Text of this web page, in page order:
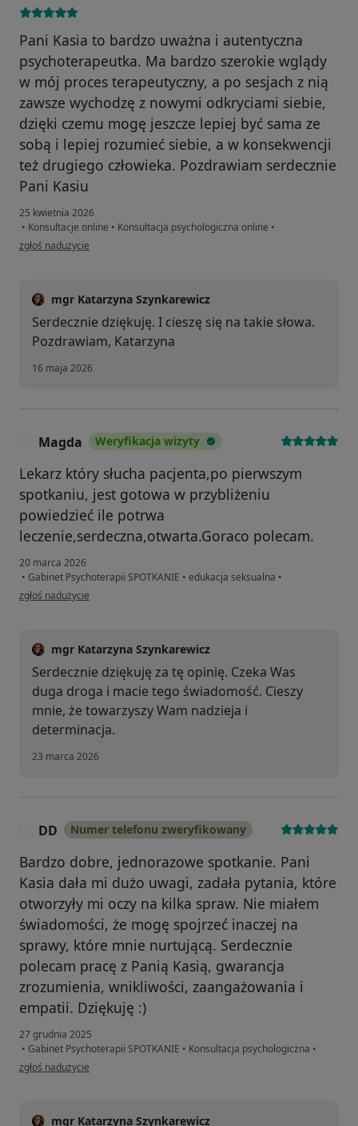
Pani Kasia to bardzo uważna i autentyczna
psychoterapeutka. Ma bardzo szerokie wglądy
w mój proces terapeutyczny, a po sesjach z nią
zawsze wychodzę z nowymi odkryciami siebie,
dzięki czemu mogę jeszcze lepiej być sama ze
sobą i lepiej rozumieć siebie, a w konsekwencji
też drugiego człowieka. Pozdrawiam serdecznie
Pani Kasiu
25 kwietnia 2026
• Konsultacje online • Konsultacja psychologiczna online •
w opinii użytkownika Joanna L.
zgłoś nadużycie
mgr Katarzyna Szynkarewicz
Serdecznie dziękuję. I cieszę się na takie słowa.
Pozdrawiam, Katarzyna
16 maja 2026
Magda Weryfikacja wizyty
Lekarz który słucha pacjenta,po pierwszym
spotkaniu, jest gotowa w przybliżeniu
powiedzieć ile potrwa
leczenie,serdeczna,otwarta.Goraco polecam.
20 marca 2026
• Gabinet Psychoterapii SPOTKANIE • edukacja seksualna •
w opinii użytkownika Magda
zgłoś nadużycie
mgr Katarzyna Szynkarewicz
Serdecznie dziękuję za tę opinię. Czeka Was
duga droga i macie tego świadomość. Cieszy
mnie, że towarzyszy Wam nadzieja i
determinacja.
23 marca 2026
DD Numer telefonu zweryfikowany
Bardzo dobre, jednorazowe spotkanie. Pani
Kasia dała mi dużo uwagi, zadała pytania, które
otworzyły mi oczy na kilka spraw. Nie miałem
świadomości, że mogę spojrzeć inaczej na
sprawy, które mnie nurtującą. Serdecznie
polecam pracę z Panią Kasią, gwarancja
zrozumienia, wnikliwości, zaangażowania i
empatii. Dziękuję :)
27 grudnia 2025
• Gabinet Psychoterapii SPOTKANIE • Konsultacja psychologiczna •
w opinii użytkownika DD
zgłoś nadużycie
mgr Katarzyna Szynkarewicz